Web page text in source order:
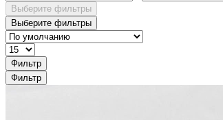
Выберите фильтры
Выберите фильтры
Фильтр
Фильтр